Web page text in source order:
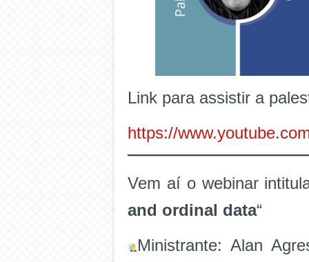
Link para assistir a
https://
Vem aí o webinar
and ordinal data“
Ministrante: Alan